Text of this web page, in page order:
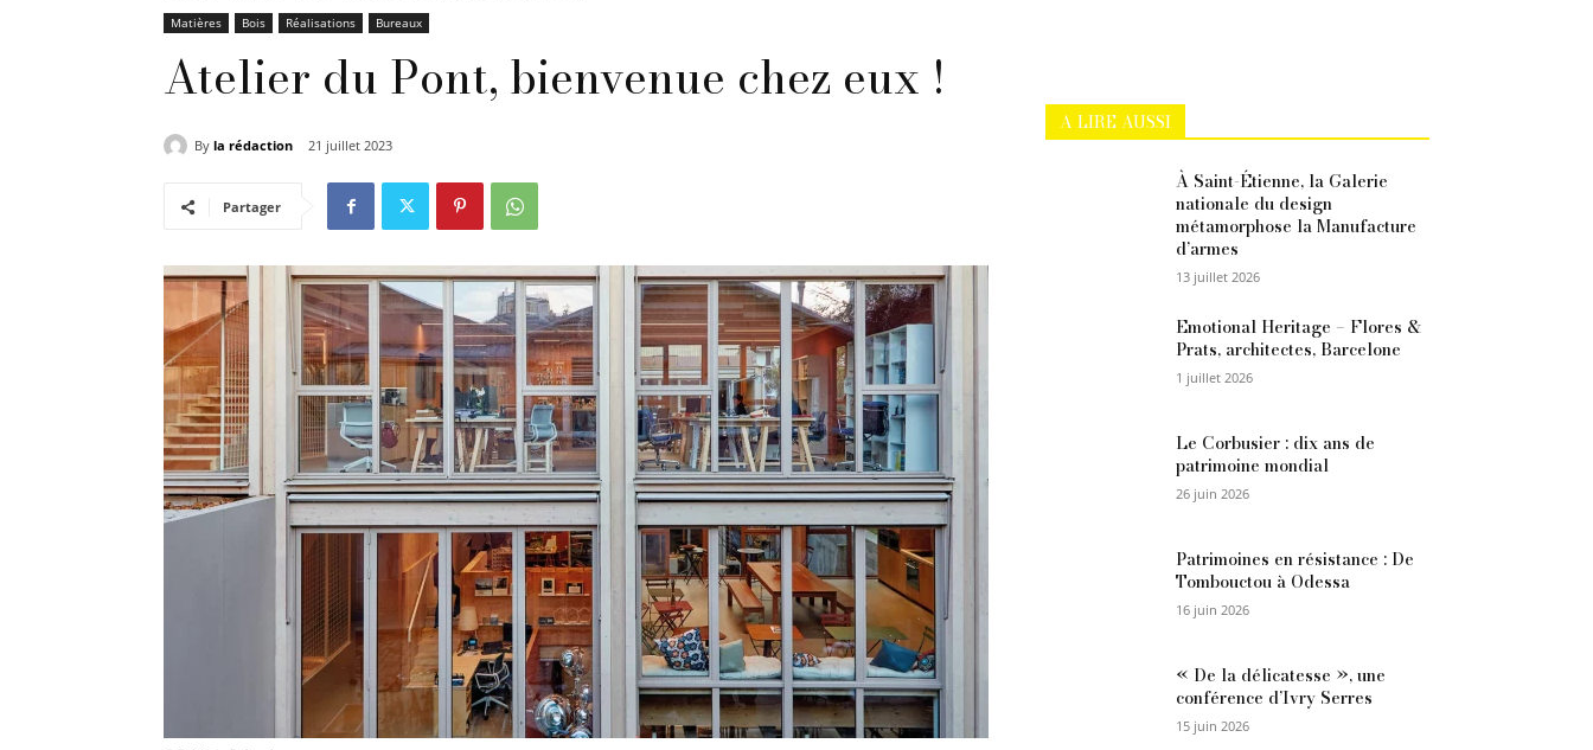
Matières Bois Réalisations Bureaux
Atelier du Pont, bienvenue chez eux !
By la rédaction 21 juillet 2023
Partager
A LIRE AUSSI
À Saint-Étienne, la Galerie
nationale du design
métamorphose la Manufacture
d’armes
13 juillet 2026
Emotional Heritage – Flores &
Prats, architectes, Barcelone
1 juillet 2026
Le Corbusier : dix ans de
patrimoine mondial
26 juin 2026
Patrimoines en résistance : De
Tombouctou à Odessa
16 juin 2026
« De la délicatesse », une
conférence d’Ivry Serres
15 juin 2026